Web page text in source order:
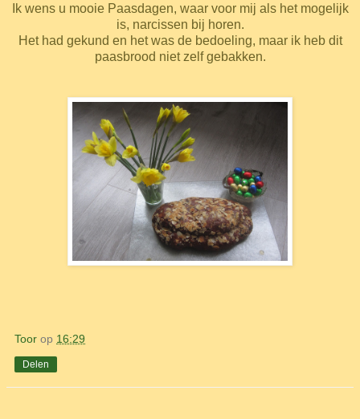
Ik wens u mooie Paasdagen, waar voor mij als het mogelijk
is, narcissen bij horen.
Het had gekund en het was de bedoeling, maar ik heb dit
paasbrood niet zelf gebakken.
Toor op 16:29
Delen